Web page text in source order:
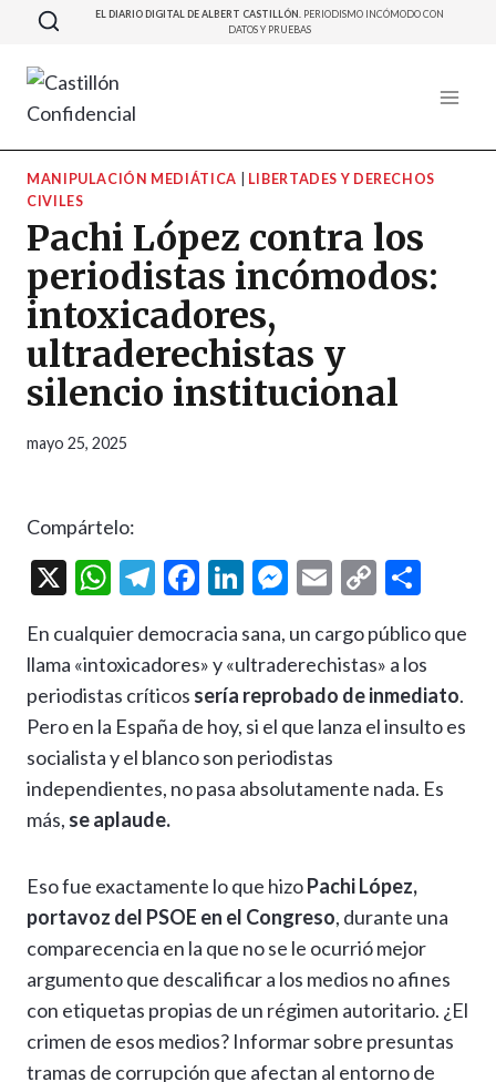
Saltar
contenido
EL DIARIO DIGITAL DE ALBERT CASTILLÓN. PERIODISMO INCÓMODO CON
DATOS Y PRUEBAS
MANIPULACIÓN MEDIÁTICA
LIBERTADES Y DERECHOS
CIVILES
Pachi López contra los
periodistas incómodos:
intoxicadores,
ultraderechistas y
silencio institucional
mayo 25, 2025
Compártelo:
X
W
at
s
A
p
p
T
e
gr
a
m
F
e
b
o
o
k
Li
ke
dI
n
M
se
n
g
er
E
ai
l
C
p
y
Li
k
m
p
ar
r
En cualquier democracia sana, un cargo público que
llama «intoxicadores» y «ultraderechistas» a los
periodistas críticos sería reprobado de inmediato.
Pero en la España de hoy, si el que lanza el insulto es
socialista y el blanco son periodistas
independientes, no pasa absolutamente nada. Es
más, se aplaude.
Eso fue exactamente lo que hizoPachi López,
portavoz del PSOE en el Congreso, durante una
comparecencia en la que no se le ocurrió mejor
argumento que descalificar a los medios no afines
con etiquetas propias de un régimen autoritario. ¿El
crimen de esos medios? Informar sobre presuntas
tramas de corrupción que afectan al entorno de